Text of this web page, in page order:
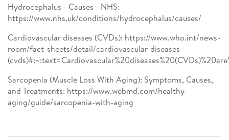
Hydrocephalus - Causes - NHS:
https://www.nhs.uk/conditions/hydrocephalus/causes/
Cardiovascular diseases (CVDs): https://www.who.int/news-
room/fact-sheets/detail/cardiovascular-diseases-
Sarcopenia (Muscle Loss With Aging): Symptoms, Causes,
and Treatments: https://www.webmd.com/healthy-
aging/guide/sarcopenia-with-aging